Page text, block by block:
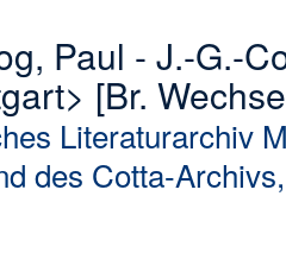
Paul - J.-G.-
[Br.
Literaturarchiv
des Cotta-